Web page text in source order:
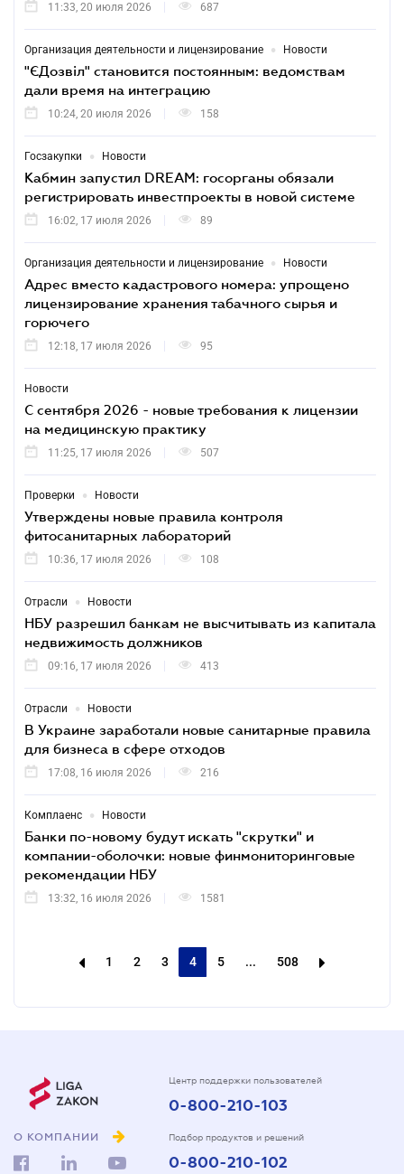
11:33, 20 июля 2026 687
Организация деятельности и лицензирование • Новости
"ЄДозвіл" становится постоянным: ведомствам
дали время на интеграцию
10:24, 20 июля 2026 158
Госзакупки • Новости
Кабмин запустил DREAM: госорганы обязали
регистрировать инвестпроекты в новой системе
16:02, 17 июля 2026 89
Организация деятельности и лицензирование • Новости
Адрес вместо кадастрового номера: упрощено
лицензирование хранения табачного сырья и
горючего
12:18, 17 июля 2026 95
Новости
С сентября 2026 - новые требования к лицензии
на медицинскую практику
11:25, 17 июля 2026 507
Проверки • Новости
Утверждены новые правила контроля
фитосанитарных лабораторий
10:36, 17 июля 2026 108
Отрасли • Новости
НБУ разрешил банкам не высчитывать из капитала
недвижимость должников
09:16, 17 июля 2026 413
Отрасли • Новости
В Украине заработали новые санитарные правила
для бизнеса в сфере отходов
17:08, 16 июля 2026 216
Комплаенс • Новости
Банки по-новому будут искать "скрутки" и
компании-оболочки: новые финмониторинговые
рекомендации НБУ
13:32, 16 июля 2026 1581
1 2 3 4 5 ... 508
О КОМПАНИИ
Центр поддержки пользователей
0-800-210-103
Подбор продуктов и решений
0-800-210-102